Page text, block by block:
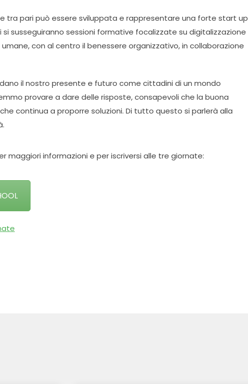
tra pari può essere sviluppata e rappresentare una forte start up
susseguiranno sessioni formative focalizzate su digitalizzazione
con al centro il benessere organizzativo, in collaborazione
il nostro presente e futuro come cittadini di un mondo
provare a dare delle risposte, consapevoli che la buona
continua a proporre soluzioni. Di tutto questo si parlerà alla
maggiori informazioni e per iscriversi alle tre giornate: